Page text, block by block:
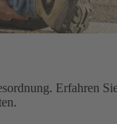
Erfahren